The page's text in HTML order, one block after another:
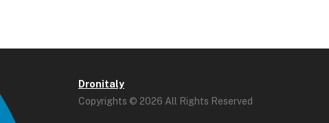
Dronitaly
Copyrights © 2026 All Rights Reserved